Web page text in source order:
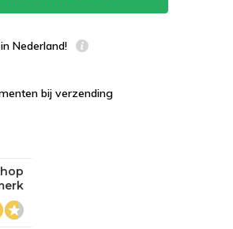
Nederland!
bij verzending